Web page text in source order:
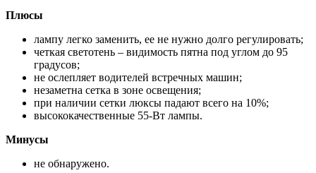
Плюсы
лампу легко заменить, ее не нужно долго регулировать;
четкая светотень – видимость пятна под углом до 95
градусов;
не ослепляет водителей встречных машин;
незаметна сетка в зоне освещения;
при наличии сетки люксы падают всего на 10%;
высококачественные 55-Вт лампы.
Минусы
не обнаружено.